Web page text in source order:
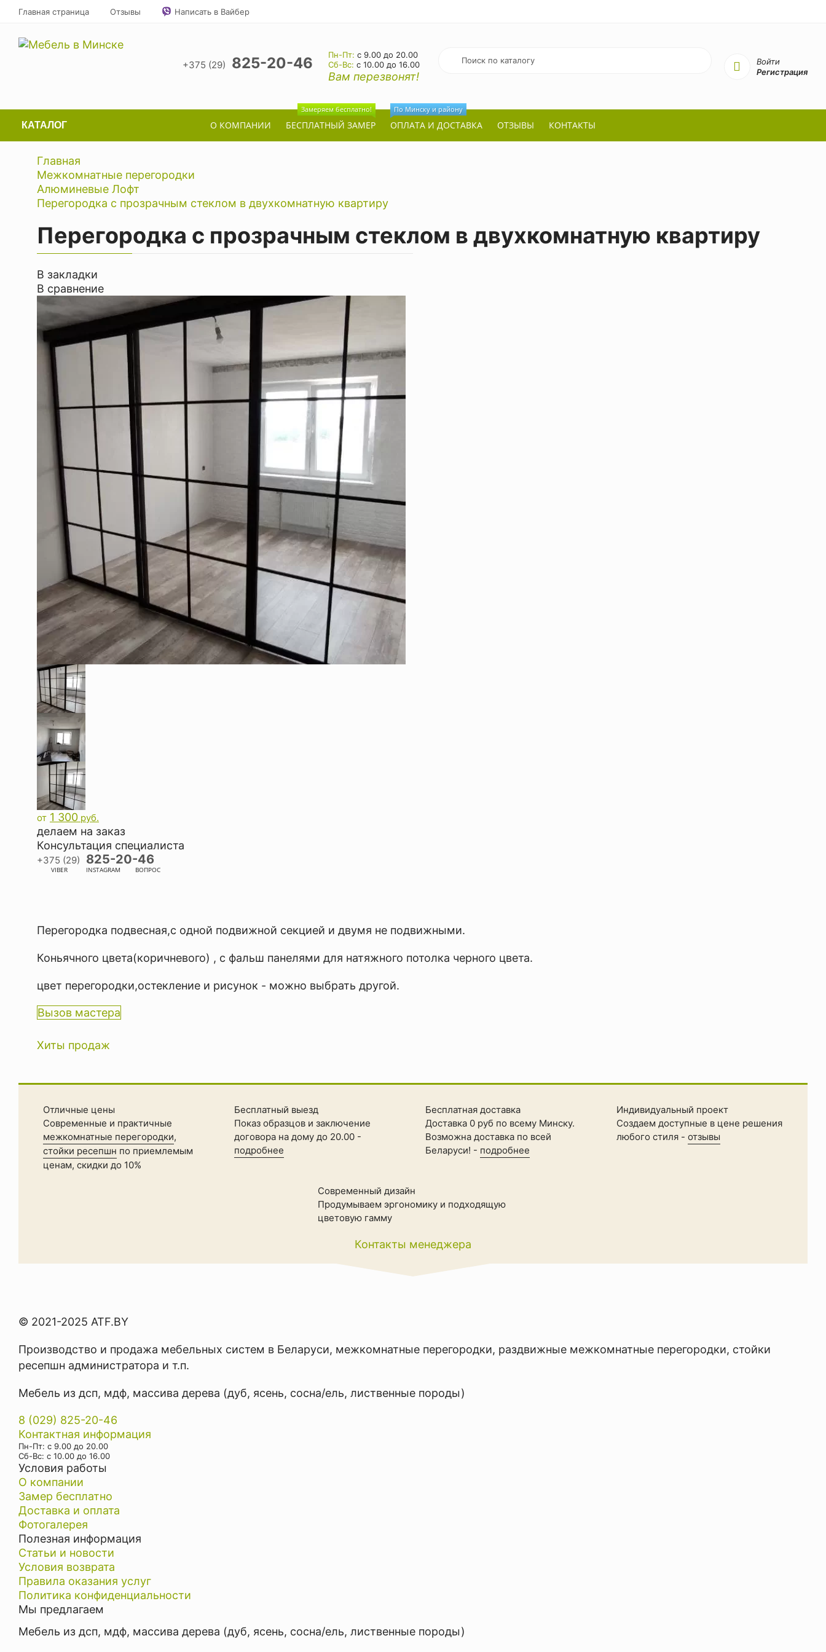
Главная страница Отзывы Написать в Вайбер
+375 (29) 825-20-46 Пн-Пт: с 9.00 до 20.00
Cб-Вс: с 10.00 до 16.00
Вам перезвонят!
Войти
Регистрация
КАТАЛОГ О КОМПАНИИ БЕСПЛАТНЫЙ ЗАМЕР
Замеряем бесплатно!
ОПЛАТА И ДОСТАВКА
По Минску и району
ОТЗЫВЫ КОНТАКТЫ
Главная
Межкомнатные перегородки
Алюминевые Лофт
Перегородка с прозрачным стеклом в двухкомнатную квартиру
Перегородка с прозрачным стеклом в двухкомнатную квартиру
В закладки
В сравнение
от 1 300 руб.
делаем на заказ
Консультация специалиста
+375 (29) 825-20-46
VIBER INSTAGRAM ВОПРОС
Перегородка подвесная,с одной подвижной секцией и двумя не подвижными.
Коньячного цвета(коричневого) , с фальш панелями для натяжного потолка черного цвета.
цвет перегородки,остекление и рисунок - можно выбрать другой.
Вызов мастера
Хиты продаж
Отличные цены
Современные и практичные
межкомнатные перегородки,
стойки ресепшн по приемлемым
ценам, скидки до 10%
Бесплатный выезд
Показ образцов и заключение
договора на дому до 20.00 -
подробнее
Бесплатная доставка
Доставка 0 руб по всему Минску.
Возможна доставка по всей
Беларуси! - подробнее
Индивидуальный проект
Создаем доступные в цене решения
любого стиля - отзывы
Современный дизайн
Продумываем эргономику и подходящую
цветовую гамму
Контакты менеджера
© 2021-2025 ATF.BY
Производство и продажа мебельных систем в Беларуси, межкомнатные перегородки, раздвижные межкомнатные перегородки, стойки
ресепшн администратора и т.п.
Мебель из дсп, мдф, массива дерева (дуб, ясень, сосна/ель, лиственные породы)
8 (029) 825-20-46
Контактная информация
Пн-Пт: с 9.00 до 20.00
Cб-Вс: с 10.00 до 16.00
Условия работы
О компании
Замер бесплатно
Доставка и оплата
Фотогалерея
Полезная информация
Статьи и новости
Условия возврата
Правила оказания услуг
Политика конфиденциальности
Мы предлагаем
Мебель из дсп, мдф, массива дерева (дуб, ясень, сосна/ель, лиственные породы)